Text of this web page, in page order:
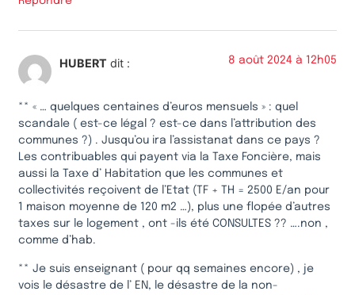
HUBERT dit : 8 août 2024 à 12h05
** « … quelques centaines d’euros mensuels » : quel
scandale ( est-ce légal ? est-ce dans l’attribution des
communes ?) . Jusqu’ou ira l’assistanat dans ce pays ?
Les contribuables qui payent via la Taxe Foncière, mais
aussi la Taxe d’ Habitation que les communes et
collectivités reçoivent de l’Etat (TF + TH = 2500 E/an pour
1 maison moyenne de 120 m2 …), plus une flopée d’autres
taxes sur le logement , ont -ils été CONSULTES ?? ….non ,
comme d’hab.
** Je suis enseignant ( pour qq semaines encore) , je
vois le désastre de l’ EN, le désastre de la non-